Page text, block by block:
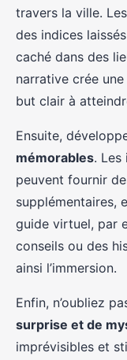
travers la ville.
des indices
caché dans des
narrative crée
but clair à
Ensuite,
mémorables. Les
peuvent fournir
supplémentaires,
guide virtuel, par
conseils ou des
ainsi l’immersion.
Enfin, n’oubliez
surprise et de
imprévisibles et